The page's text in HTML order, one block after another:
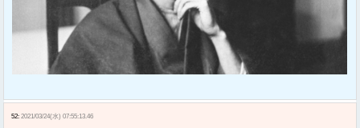
52: 2021/03/24(水) 07:55:13.46